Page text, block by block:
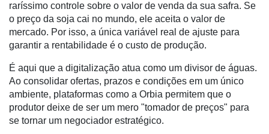
Minha
conta
Notícias
Destaque
raríssimo controle sobre o valor de venda da sua safra. Se
o preço da soja cai no mundo, ele aceita o valor de
mercado. Por isso, a única variável real de ajuste para
garantir a rentabilidade é o custo de produção.
É aqui que a digitalização atua como um divisor de águas.
Ao consolidar ofertas, prazos e condições em um único
ambiente, plataformas como a Orbia permitem que o
produtor deixe de ser um mero "tomador de preços" para
se tornar um negociador estratégico.